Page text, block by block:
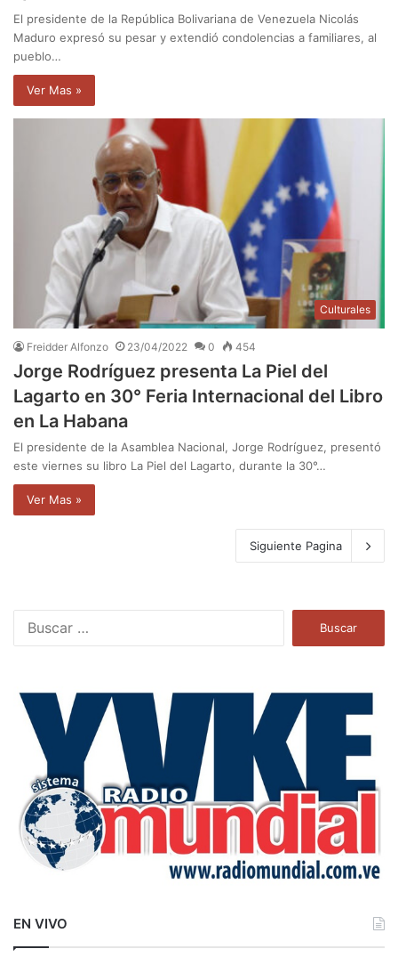
El presidente de la República Bolivariana de Venezuela Nicolás
Maduro expresó su pesar y extendió condolencias a familiares, al
pueblo…
Ver Mas »
Culturales
Freidder Alfonzo 23/04/2022 0 454
Jorge Rodríguez presenta La Piel del
Lagarto en 30° Feria Internacional del Libro
en La Habana
El presidente de la Asamblea Nacional, Jorge Rodríguez, presentó
este viernes su libro La Piel del Lagarto, durante la 30°…
Ver Mas »
Siguiente Pagina
a
EN VIVO